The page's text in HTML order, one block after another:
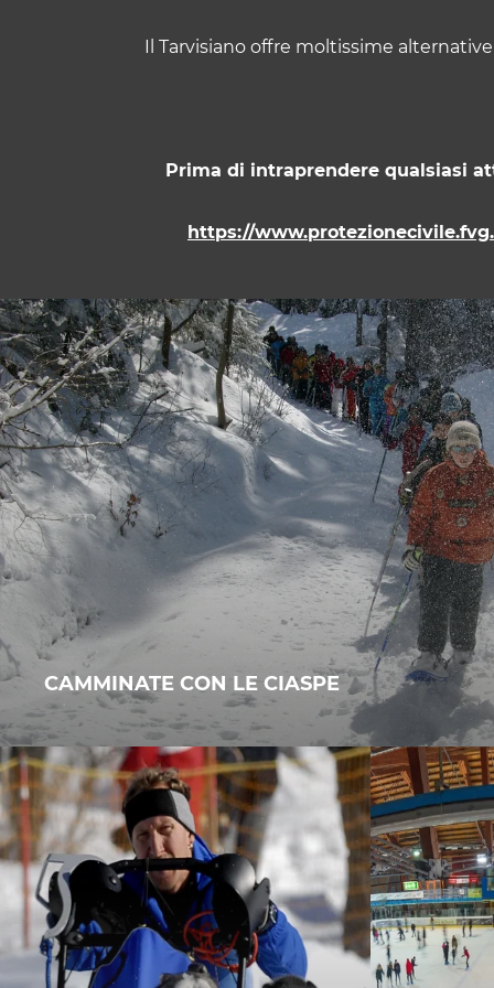
Il Tarvisiano offre moltissime
Prima di intraprendere qualsiasi
https://
CAMMINATE CON LE CIASPE